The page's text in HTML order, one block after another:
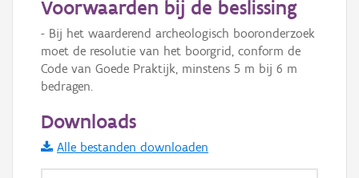
Informatie Vlaanderen
i
−
Voorwaarden bij de beslissing
- Bij het waarderend archeologisch booronderzoek
moet de resolutie van het boorgrid, conform de
Code van Goede Praktijk, minstens 5 m bij 6 m
bedragen.
Downloads
Alle bestanden downloaden